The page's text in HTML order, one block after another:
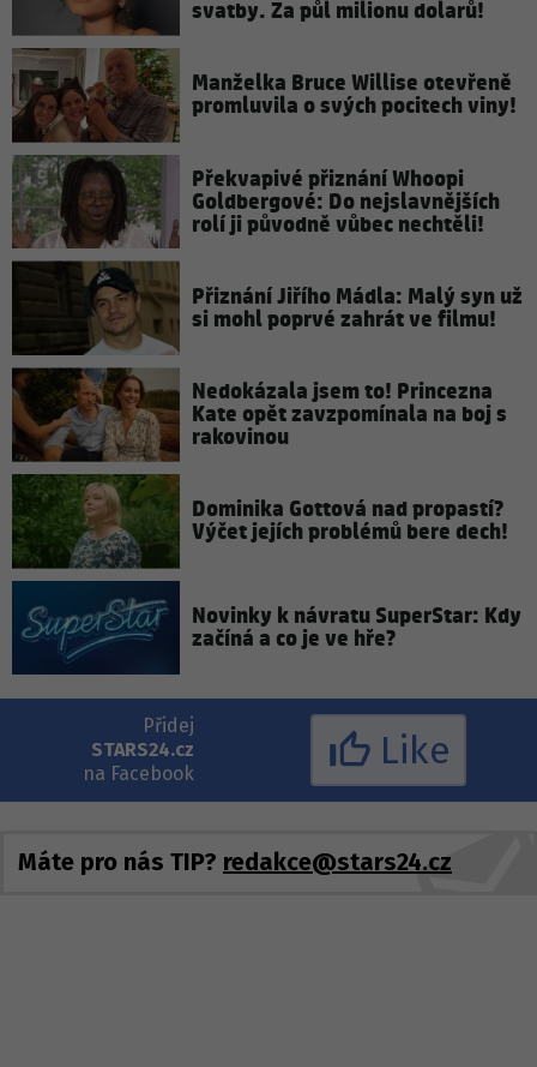
svatby. Za půl milionu dolarů!
Manželka Bruce Willise otevřeně
promluvila o svých pocitech viny!
Překvapivé přiznání Whoopi
Goldbergové: Do nejslavnějších
rolí ji původně vůbec nechtěli!
Přiznání Jiřího Mádla: Malý syn už
si mohl poprvé zahrát ve filmu!
Nedokázala jsem to! Princezna
Kate opět zavzpomínala na boj s
rakovinou
Dominika Gottová nad propastí?
Výčet jejích problémů bere dech!
Novinky k návratu SuperStar: Kdy
začíná a co je ve hře?
Přidej
STARS24.cz
na Facebook
Like
Máte pro nás TIP? redakce@stars24.cz